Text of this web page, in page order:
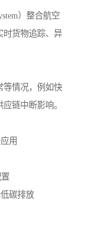
）整合航空
时货物追踪、异
等情况，例如快
链中断影响。
用
碳排放